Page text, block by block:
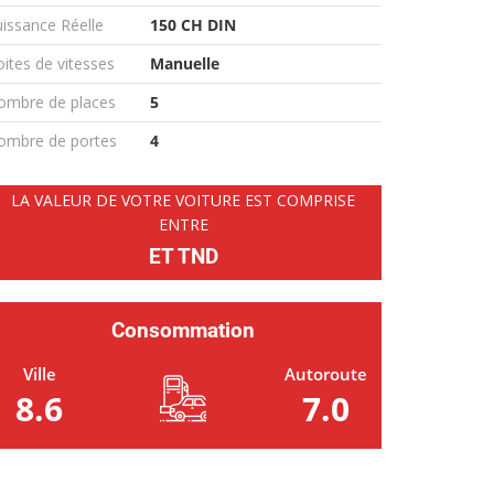
Réelle
150 CH DIN
de vitesses
Manuelle
de places
5
de portes
4
LA VALEUR DE VOTRE VOITURE EST COMPRISE
ENTRE
ET TND
Consommation
Ville
8.6
Autoroute
7.0